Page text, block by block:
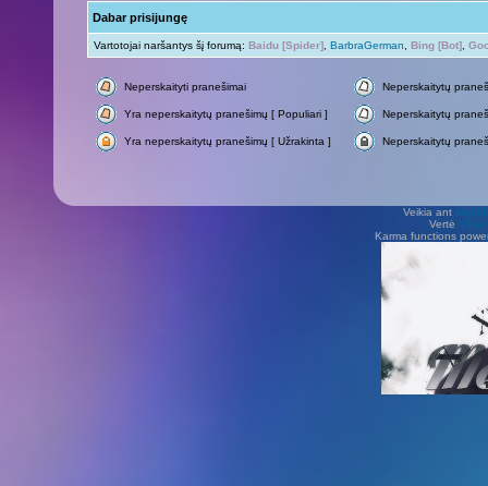
Dabar prisijungę
Vartotojai naršantys šį forumą: Baidu [Spider] BarbraGerman Bing [Bot]
Neperskaityti pranešimai Neperskaitytų
Yra neperskaitytų pranešimų [ Populiari ] Neperskaitytų
Yra neperskaitytų pranešimų [ Užrakinta ] Neperskaitytų
Veikia ant
Vertė Vilius
Karma functions